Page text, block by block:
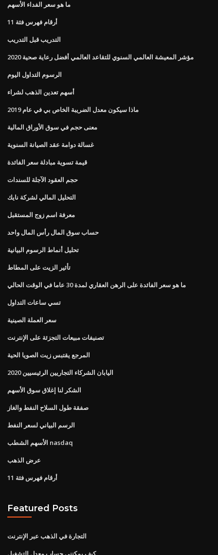
ما هو سعر الفداء الأسهم
أرقام فهرس فئة 11
التدريب قبل التدريب
2020 مؤشر المعيشة العالمي السنوي للتقاعد العالمي أفضل رعاية صحية
الرسوم التداول اليوم
أسهم تعدين الذهب لشراء
ماذا سيكون معدل الضريبة الخاص بي في عام 2019
معنى حجم في سوق الأوراق المالية
غسالة دوامة عقد الصيانة السنوية
قيمة تسوية مبادلة سعر الفائدة
حجم العقود الآجلة للسندات
التحليل المالي لشركة نايك
معرفة اسم زوج المستقبل
حساب سوق المال رأس المال واحد
تحليل أنماط الرسوم البيانية
تأثير الزيت على المطاط
ما هو سعر الفائدة على الرهن العقاري لمدة 30 عاما في الوقت الحالي
تسي ساعات التداول
سعر العملة الصينية
تصنيفات مبيعات التجزئة على الإنترنت
المرجع يقتبس زيت الصويا الحية
اليابان الشركاء التجاريين الرئيسيين 2020
الشكر لنا إغلاق سوق الأسهم
صفقة طول السلاح النفط والغاز
الرسم البياني لسعر النفط
الأسهم الشطب nasdaq
عرض الذهب
أرقام فهرس فئة 11
Featured Posts
التجارة في الذهب عبر الإنترنت